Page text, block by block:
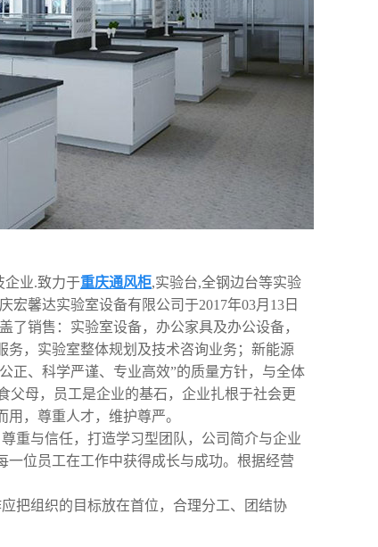
企业.致力于重庆通风柜,实验台,全钢边台等实验
馨达实验室设备有限公司于2017年03月13日
了销售：实验室设备，办公家具及办公设备，
，实验室整体规划及技术咨询业务；新能源
正、科学严谨、专业高效”的质量方针，与全体
父母，员工是企业的基石，企业扎根于社会更
，尊重人才，维护尊严。
重与信任，打造学习型团队，公司简介与企业
位员工在工作中获得成长与成功。根据经营
把组织的目标放在首位，合理分工、团结协